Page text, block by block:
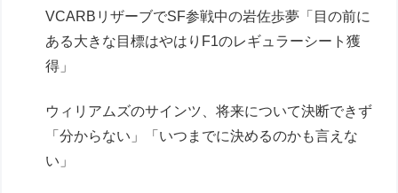
VCARBリザーブでSF参戦中の岩佐歩夢「目の前に
ある大きな目標はやはりF1のレギュラーシート獲
得」
ウィリアムズのサインツ、将来について決断できず
「分からない」「いつまでに決めるのかも言えな
い」